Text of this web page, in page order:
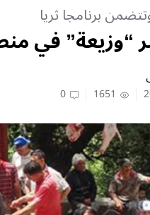
برنامجا ثريا
“وزيعة” في
1651
0